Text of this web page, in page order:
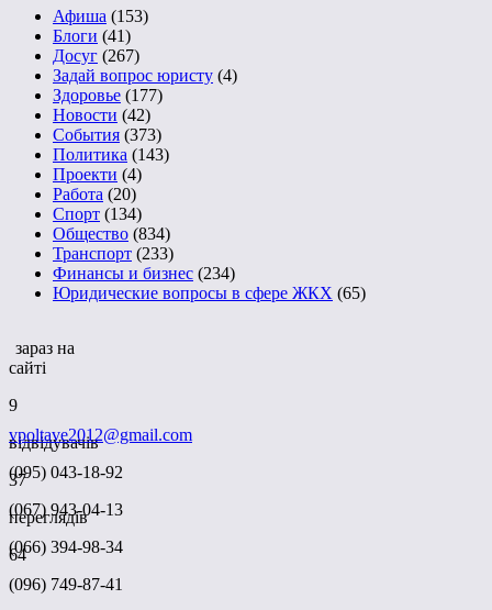
Афиша (153)
Блоги (41)
Досуг (267)
Задай вопрос юристу (4)
Здоровье (177)
Новости (42)
События (373)
Политика (143)
Проекти (4)
Работа (20)
Спорт (134)
Общество (834)
Транспорт (233)
Финансы и бизнес (234)
Юридические вопросы в сфере ЖКХ (65)
зараз на
сайті
9
відвідувачів
37
переглядів
64
vpoltave2012@gmail.com
(095) 043-18-92
(067) 943-04-13
(066) 394-98-34
(096) 749-87-41